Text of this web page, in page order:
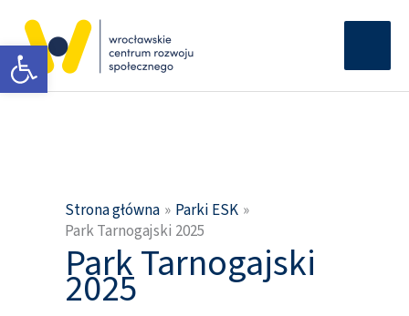
Otwórz pasek narzędzi
treści
Strona główna
Parki ESK
Park Tarnogajski 2025
Park Tarnogajski
2025